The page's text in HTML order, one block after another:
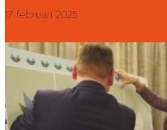
17 februari 2025